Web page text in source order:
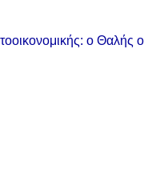
ο Θαλής ο